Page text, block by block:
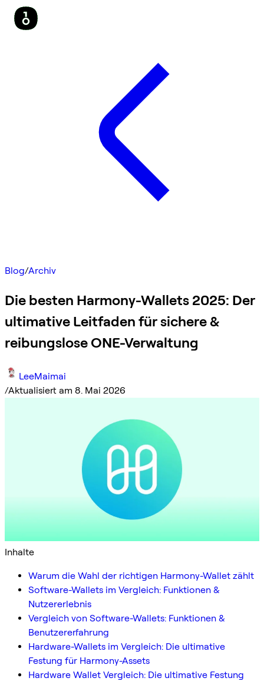
Blog/Archiv
Die besten Harmony-Wallets 2025: Der
ultimative Leitfaden für sichere &
reibungslose ONE-Verwaltung
LeeMaimai
/Aktualisiert am 8. Mai 2026
Inhalte
Warum die Wahl der richtigen Harmony-Wallet zählt
Software-Wallets im Vergleich: Funktionen &
Nutzererlebnis
Vergleich von Software-Wallets: Funktionen &
Benutzererfahrung
Hardware-Wallets im Vergleich: Die ultimative
Festung für Harmony-Assets
Hardware Wallet Vergleich: Die ultimative Festung